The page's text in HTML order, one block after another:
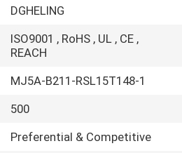
DGHELING
ISO9001 , RoHS , UL , CE ,
REACH
MJ5A-B211-RSL15T148-1
500
Preferential & Competitive